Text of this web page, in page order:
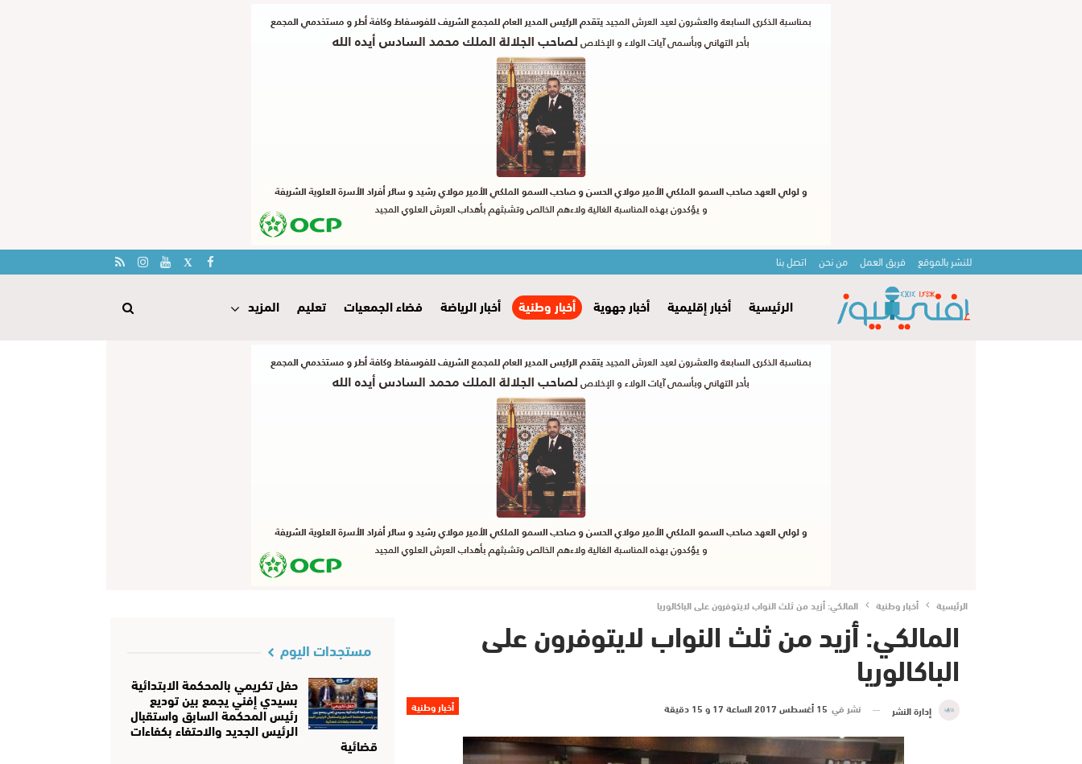
للنشر بالموقع فريق العمل من نحن اتصل بنا
الرئيسية أخبار إقليمية أخبار جهوية أخبار وطنية أخبار الرياضة فضاء الجمعيات تعليم المزيد
الرئيسية أخبار وطنية المالكي: أزيد من ثلث النواب لايتوفرون على الباكالوريا
المالكي: أزيد من ثلث النواب لايتوفرون على
الباكالوريا
أخبار وطنية إدارة النشر نشر في 15 أغسطس 2017 الساعة 17 و 15 دقيقة
مستجدات اليوم
حفل تكريمي بالمحكمة الابتدائية
بسيدي إفني يجمع بين توديع
رئيس المحكمة السابق واستقبال
الرئيس الجديد والاحتفاء بكفاءات
قضائية